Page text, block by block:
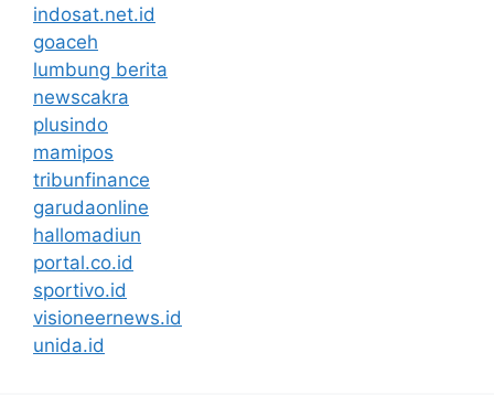
indosat.net.id
goaceh
lumbung berita
newscakra
plusindo
mamipos
tribunfinance
garudaonline
hallomadiun
portal.co.id
sportivo.id
visioneernews.id
unida.id